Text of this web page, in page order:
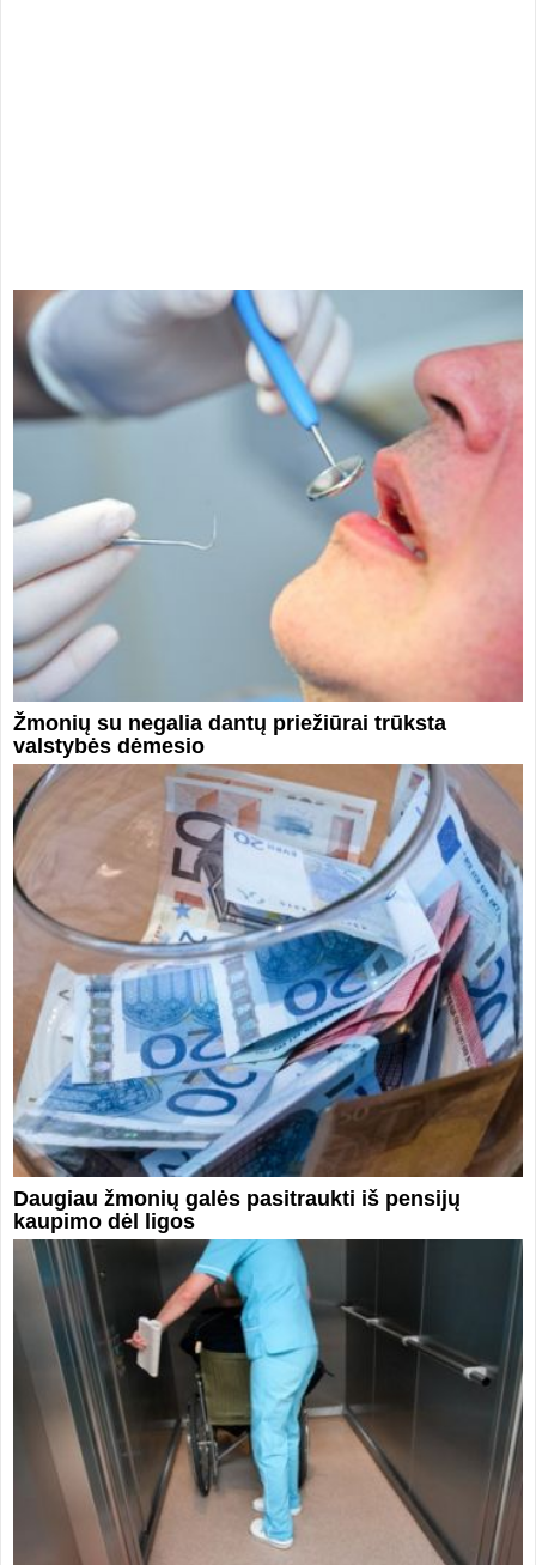
Žmonių su negalia dantų priežiūrai trūksta
valstybės dėmesio
Daugiau žmonių galės pasitraukti iš pensijų
kaupimo dėl ligos